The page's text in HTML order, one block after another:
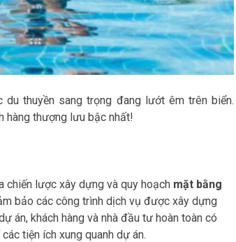
thuyền sang trọng đang lướt êm trên biển.
hàng thượng lưu bậc nhất!
chiến lược xây dựng và quy hoạch mặt bằng
bảo các công trình dịch vụ được xây dựng
án, khách hàng và nhà đầu tư hoàn toàn có
tiện ích xung quanh dự án.